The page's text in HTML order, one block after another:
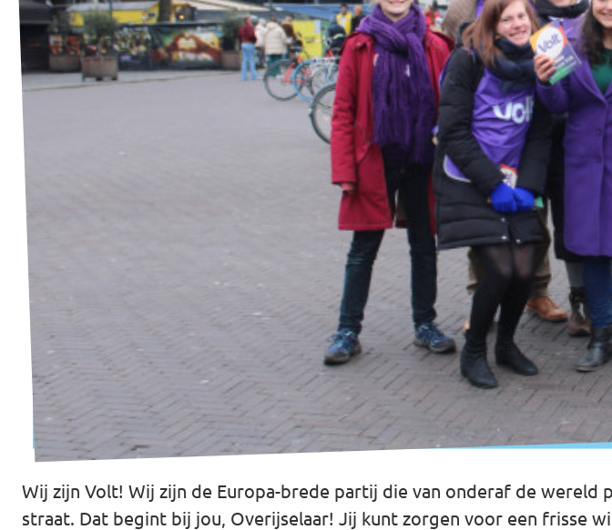
Agenda
Gemeenteraadsverkiezingen 2026
Doneer
Voor leden
Vacatures
Almelo
Deventer
Enschede
Wij zijn Volt! Wij zijn de Europa-brede partij die van onderaf de
straat. Dat begint bij jou, Overijselaar! Jij kunt zorgen voor een frisse